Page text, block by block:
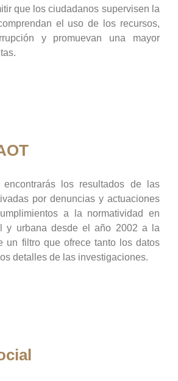
que los ciudadanos supervisen la
el uso de los recursos,
y promuevan una mayor
los resultados de las
por denuncias y actuaciones
a la normatividad en
y urbana desde el año 2002 a la
un filtro que ofrece tanto los datos
detalles de las investigaciones.